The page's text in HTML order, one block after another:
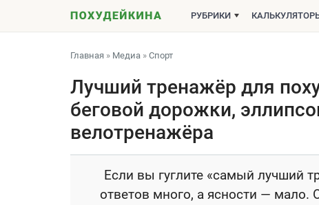
РУБРИКИ
Главная » Медиа » Спорт
Лучший тренажёр для
беговой дорожки,
велотренажёра
Если вы гуглите «самый лучший
ответов много, а ясности — мало.